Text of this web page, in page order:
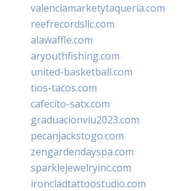
valenciamarketytaqueria.com
reefrecordsllc.com
alawaffle.com
aryouthfishing.com
united-basketball.com
tios-tacos.com
cafecito-satx.com
graduacionviu2023.com
pecanjackstogo.com
zengardendayspa.com
sparklejewelryinc.com
ironcladtattoostudio.com